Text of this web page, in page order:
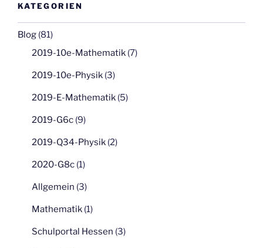
KATEGORIEN
Blog (81)
2019-10e-Mathematik (7)
2019-10e-Physik (3)
2019-E-Mathematik (5)
2019-G6c (9)
2019-Q34-Physik (2)
2020-G8c (1)
Allgemein (3)
Mathematik (1)
Schulportal Hessen (3)